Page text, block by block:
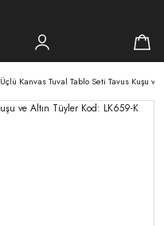
Üçlü Kanvas Tuval Tablo Seti Tavus Kuşu ve